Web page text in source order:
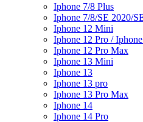
Iphone 7/8 Plus
Iphone 7/8/SE 2020/
Iphone 12 Mini
Iphone 12 Pro /
Iphone 12 Pro Max
Iphone 13 Mini
Iphone 13
Iphone 13 pro
Iphone 13 Pro Max
Iphone 14
Iphone 14 Pro